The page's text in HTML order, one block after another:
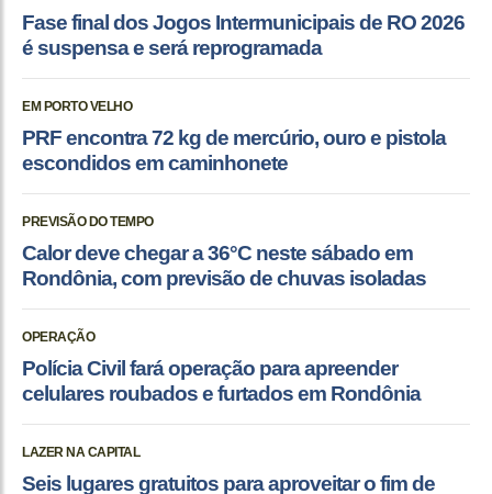
Fase final dos Jogos Intermunicipais de RO 2026
é suspensa e será reprogramada
EM PORTO VELHO
PRF encontra 72 kg de mercúrio, ouro e pistola
escondidos em caminhonete
PREVISÃO DO TEMPO
Calor deve chegar a 36°C neste sábado em
Rondônia, com previsão de chuvas isoladas
OPERAÇÃO
Polícia Civil fará operação para apreender
celulares roubados e furtados em Rondônia
LAZER NA CAPITAL
Seis lugares gratuitos para aproveitar o fim de